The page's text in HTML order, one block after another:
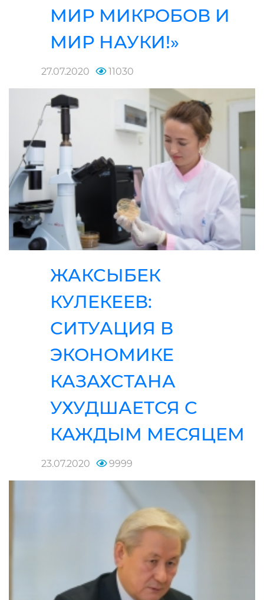
МИР МИКРОБОВ И
МИР НАУКИ!»
27.07.2020 11030
ЖАКСЫБЕК
КУЛЕКЕЕВ:
СИТУАЦИЯ В
ЭКОНОМИКЕ
КАЗАХСТАНА
УХУДШАЕТСЯ С
КАЖДЫМ МЕСЯЦЕМ
23.07.2020 9999